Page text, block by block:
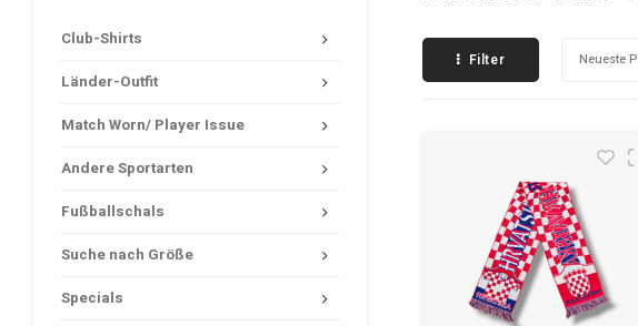
Club-Shirts
Länder-Outfit
Match Worn/ Player Issue
Andere Sportarten
Fußballschals
Suche nach Größe
Specials
Filter Neueste